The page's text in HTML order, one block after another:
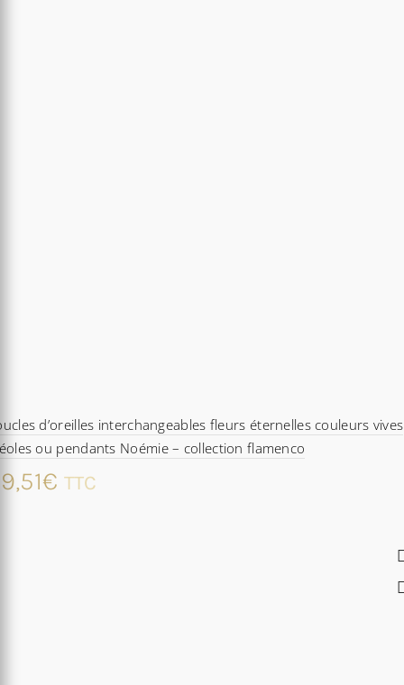
d’oreilles interchangeables fleurs éternelles couleurs vives
ou pendants Noémie – collection flamenco
€ TTC